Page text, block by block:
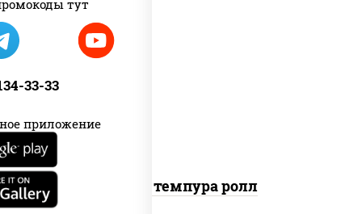
тут
33-33
приложение
рис, нори, лосось копченый, сыр
Гурмэ темпура ролл